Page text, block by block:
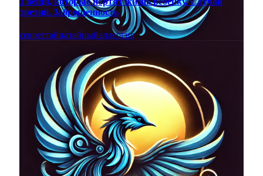
третий. Заброшенность
секреттайнатайныйаллергия